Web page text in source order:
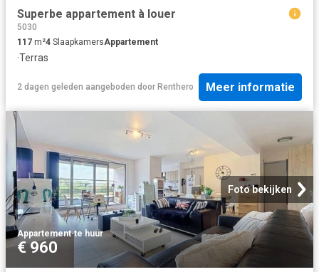
Superbe appartement à louer
5030
117 m²4 SlaapkamersAppartement
·Terras
2 dagen geleden aangeboden door Renthero Meer informatie
Foto bekijken
Appartement·te huur
€ 960